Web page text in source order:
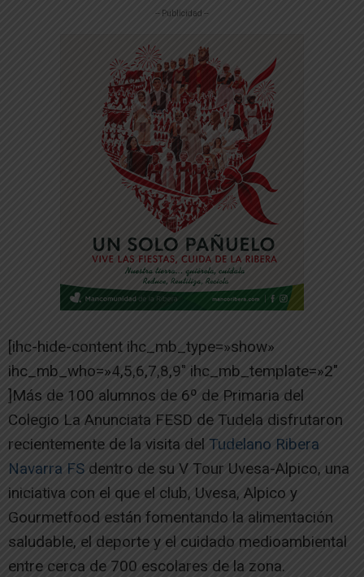
-- Publicidad --
[ihc-hide-content ihc_mb_type=»show»
ihc_mb_who=»4,5,6,7,8,9″ ihc_mb_template=»2″
]Más de 100 alumnos de 6º de Primaria del
Colegio La Anunciata FESD de Tudela disfrutaron
recientemente de la visita del Tudelano Ribera
Navarra FS dentro de su V Tour Uvesa-Alpico, una
iniciativa con el que el club, Uvesa, Alpico y
Gourmetfood están fomentando la alimentación
saludable, el deporte y el cuidado medioambiental
entre cerca de 700 escolares de la zona.